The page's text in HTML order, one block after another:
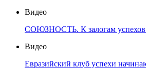
Видео
СОЮЗНОСТЬ. К залогам успехов
Видео
Евразийский клуб успехи